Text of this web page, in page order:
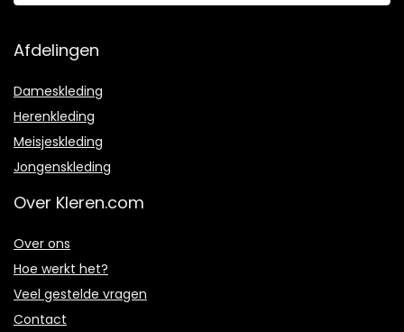
Afdelingen
Dameskleding
Herenkleding
Meisjeskleding
Jongenskleding
Over Kleren.com
Over ons
Hoe werkt het?
Veel gestelde vragen
Contact